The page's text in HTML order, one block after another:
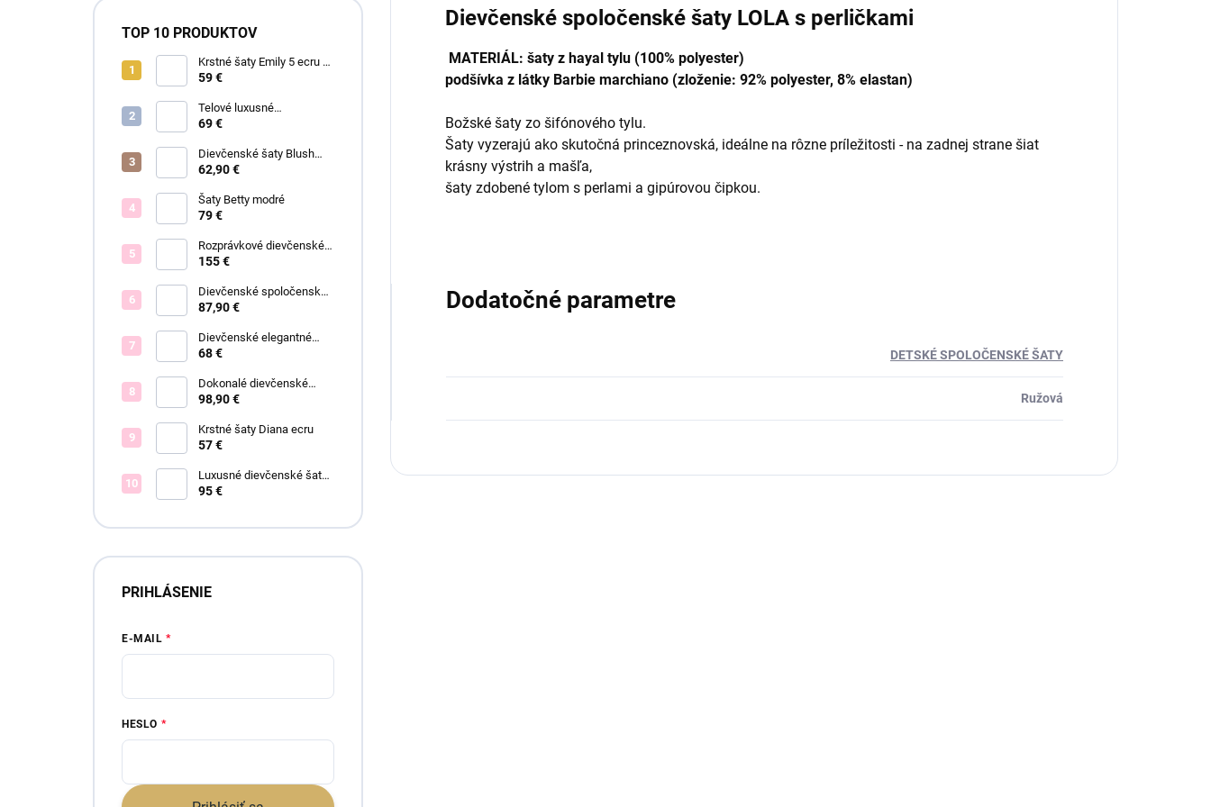
TOP 10 PRODUKTOV
Krstné šaty Emily 5 ecru s
čipkou
59 €
Telové luxusné
dievčenské šaty Eva
69 €
Dievčenské šaty Blush
Grace pink
62,90 €
Šaty Betty modré
79 €
Rozprávkové dievčenské
šaty Fiona
155 €
Dievčenské spoločenské
šaty Eleónora
87,90 €
Dievčenské elegantné
šaty Lisa
68 €
Dokonalé dievčenské
spoločenské šaty Bianca
98,90 €
Krstné šaty Diana ecru
57 €
Luxusné dievčenské šaty
Blush Bloom
95 €
PRIHLÁSENIE
E-MAIL
HESLO
Dievčenské spoločenské šaty LOLA s perličkami
MATERIÁL: šaty z hayal tylu (100% polyester)
podšívka z látky Barbie marchiano (zloženie: 92% polyester, 8% elastan)
Božské šaty zo šifónového tylu.
Šaty vyzerajú ako skutočná princeznovská, ideálne na rôzne príležitosti - na zadnej strane šiat
krásny výstrih a mašľa,
šaty zdobené tylom s perlami a gipúrovou čipkou.
Dodatočné parametre
DETSKÉ SPOLOČENSKÉ ŠATY
Ružová